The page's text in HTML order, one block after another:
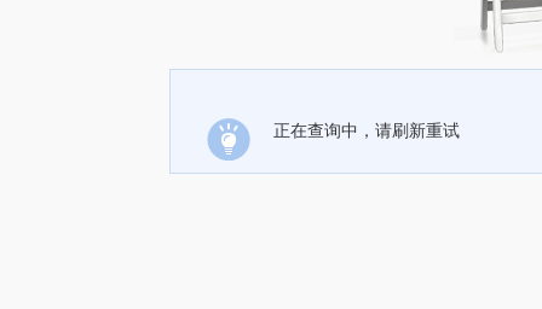
正在查询中，请刷新重试